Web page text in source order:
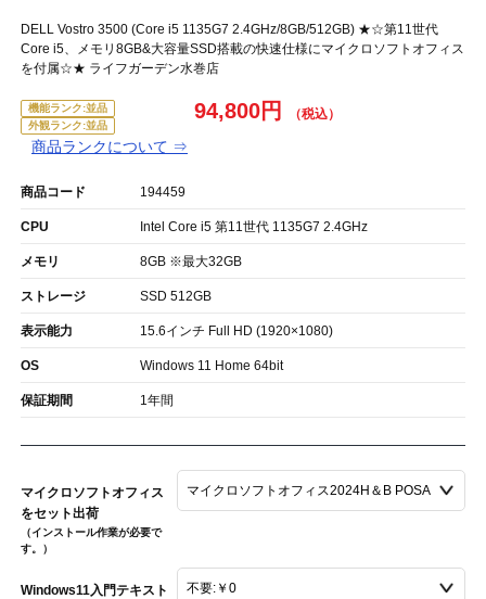
DELL Vostro 3500 (Core i5 1135G7 2.4GHz/8GB/512GB) ★☆第11世代
Core i5、メモリ8GB&大容量SSD搭載の快速仕様にマイクロソフトオフィス
を付属☆★ ライフガーデン水巻店
機能ランク:並品
外観ランク:並品
商品ランクについて ⇒
94,800円
商品コード 194459
CPU Intel Core i5 第11世代 1135G7 2.4GHz
メモリ 8GB ※最大32GB
ストレージ SSD 512GB
表示能力 15.6インチ Full HD (1920×1080)
OS Windows 11 Home 64bit
保証期間 1年間
マイクロソフトオフィス
をセット出荷
（インストール作業が必要で
す。）
Windows11入門テキスト